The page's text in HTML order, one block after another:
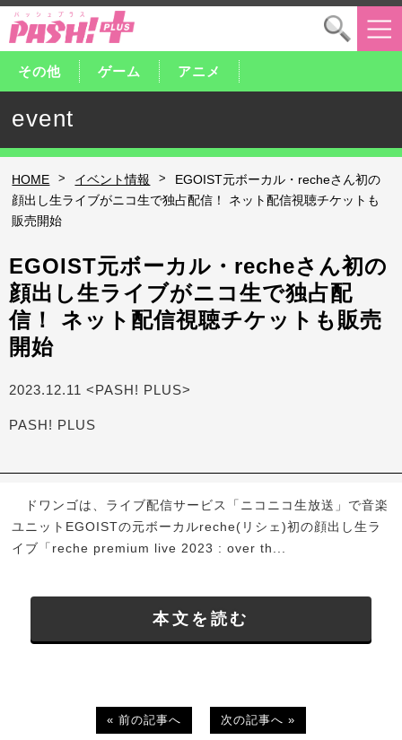
その他 ゲーム アニメ
event
HOME > イベント情報 >
EGOIST元ボーカル・recheさん初の
顔出し生ライブがニコ生で独占配信！ ネット配信視聴チケットも
販売開始
EGOIST元ボーカル・recheさん初の
顔出し生ライブがニコ生で独占配
信！ ネット配信視聴チケットも販売
開始
2023.12.11 <PASH! PLUS>
PASH! PLUS
ドワンゴは、ライブ配信サービス「ニコニコ生放送」で音楽
ユニットEGOISTの元ボーカルreche(リシェ)初の顔出し生ラ
イブ「reche premium live 2023 : over th...
本文を読む
« 前の記事へ 次の記事へ »